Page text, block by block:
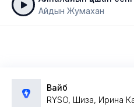
Айдын Жумахан
Вайб